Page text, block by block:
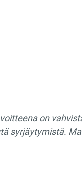
on
syrjäytymistä.